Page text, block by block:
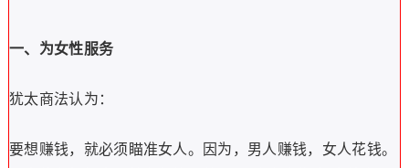
一、为女性服务
犹太商法认为：
要想赚钱，就必须瞄准女人。
因为，男人赚钱，女人花钱。